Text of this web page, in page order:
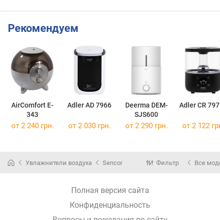
Рекомендуем
AirComfort E-
343
Adler AD 7966
Deerma DEM-
SJS600
Adler CR
от 2 240 грн. от 2 030 грн. от 2 290 грн. от 2 122
Увлажнители воздуха Sencor Фильтр Все
Полная версия сайта
Конфиденциальность